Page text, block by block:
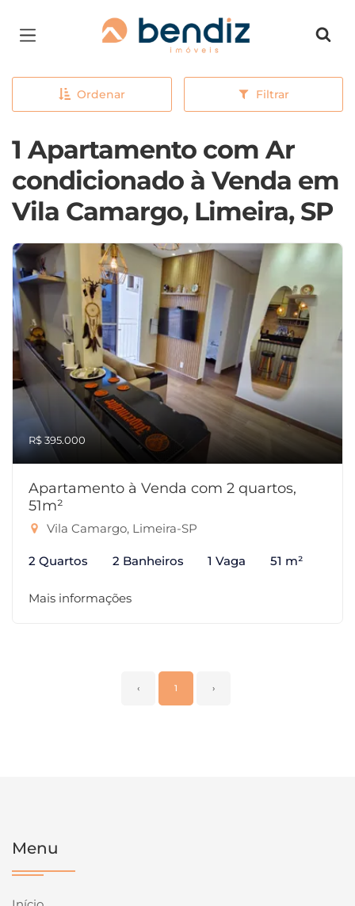
Página inicial
Ordenar Filtrar
1 Apartamento com Ar
condicionado à Venda em
Vila Camargo, Limeira, SP
R$ 395.000
Apartamento à Venda com 2 quartos,
51m²
Vila Camargo, Limeira-SP
2 Quartos 2 Banheiros 1 Vaga 51 m²
Mais informações
‹ 1 ›
Menu